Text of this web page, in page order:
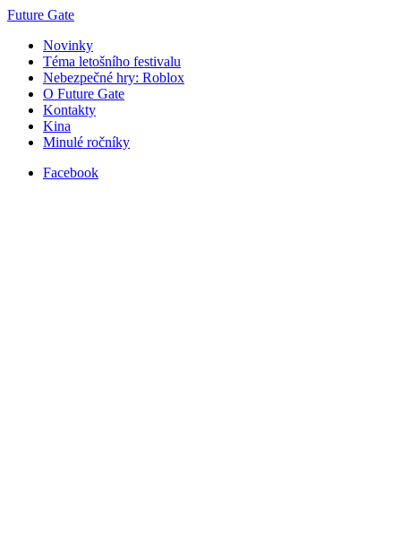
Future Gate
Novinky
Téma letošního festivalu
Nebezpečné hry: Roblox
O Future Gate
Kontakty
Kina
Minulé ročníky
Facebook